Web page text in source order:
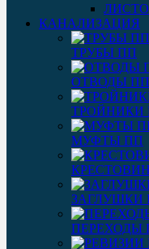
КАНАЛИЗАЦИЯ
ТРУБЫ ПП
ОТВОДЫ ПП
ТРОЙНИКИ
МУФТЫ ПП
ЗАГЛУШКИ
ПЕРЕХОДЫ